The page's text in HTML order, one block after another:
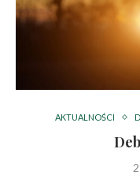
AKTUALNOŚCI